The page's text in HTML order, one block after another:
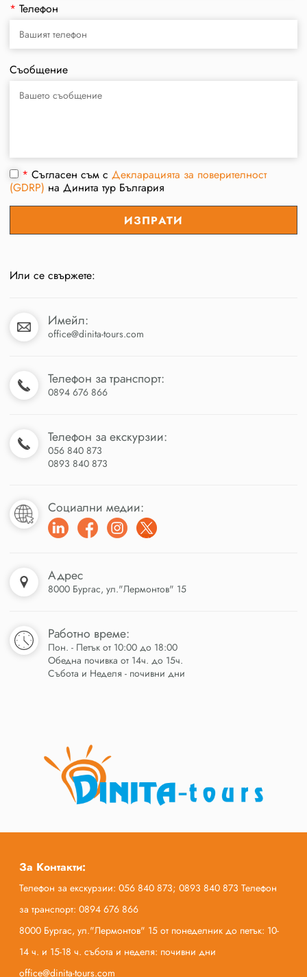
* Телефон
Съобщение
*Съгласен съм сДекларацията за поверителност
(GDRP) на Динита тур България
Или се свържете:
Имейл:
office@dinita-tours.com
Телефон за транспорт:
0894 676 866
Телефон за екскурзии:
056 840 873
0893 840 873
Социални медии:
Адрес
8000 Бургас, ул."Лермонтов" 15
Работно време:
Пон. - Петък от 10:00 до 18:00
Обедна почивка от 14ч. до 15ч.
Събота и Неделя - почивни дни
За Контакти:
Телефон за екскурзии: 056 840 873; 0893 840 873 Телефон
за транспорт: 0894 676 866
8000 Бургас, ул."Лермонтов" 15 от понеделник до петък: 10-
14 ч. и 15-18 ч. събота и неделя: почивни дни
office@dinita-tours.com